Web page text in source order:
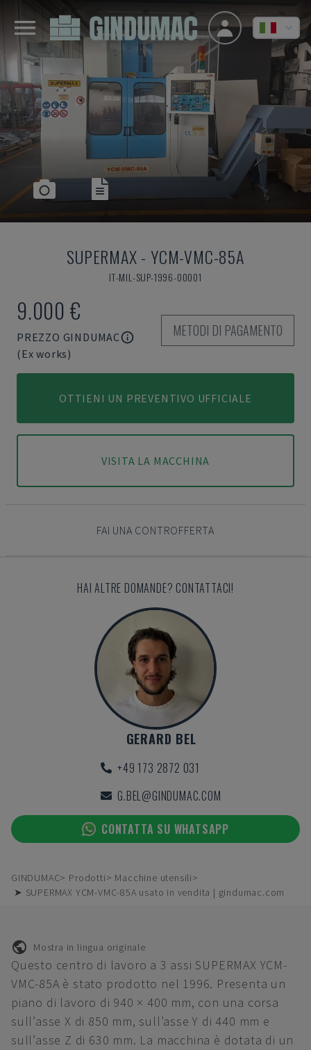
SUPERMAX- YCM-VMC-85A
IT-MIL-SUP-1996-00001
9.000 €
PREZZO GINDUMAC
(Ex works)
METODI DI PAGAMENTO
OTTIENI UN PREVENTIVO UFFICIALE
VISITA LA MACCHINA
FAI UNA CONTROFFERTA
HAI ALTRE DOMANDE? CONTATTACI!
GERARD BEL
+49 173 2872 031
G.BEL@GINDUMAC.COM
CONTATTA SU WHATSAPP
GINDUMAC Prodotti
Macchine utensili
➤ SUPERMAX YCM-VMC-85A usato in vendita | gindumac.com
Mostra in lingua originale
Questo centro di lavoro a 3 assi SUPERMAX YCM-
VMC-85A è stato prodotto nel 1996. Presenta un
piano di lavoro di 940 × 400 mm, con una corsa
sull’asse X di 850 mm, sull’asse Y di 440 mm e
sull’asse Z di 630 mm. La macchina è dotata di un